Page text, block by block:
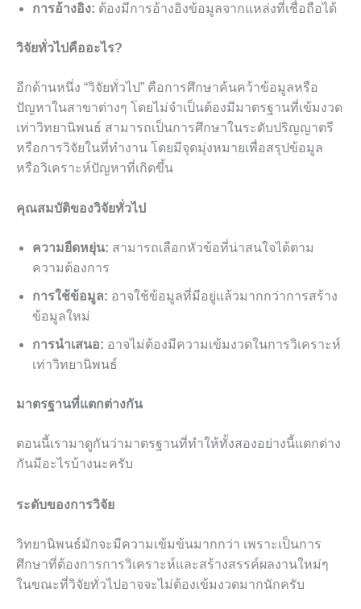
การอ้างอิง: ต้องมีการอ้างอิงข้อมูลจากแหล่งที่เชื่อถือได้
วิจัยทั่วไปคืออะไร?
อีกด้านหนึ่ง “วิจัยทั่วไป” คือการศึกษาค้นคว้าข้อมูลหรือ
ปัญหาในสาขาต่างๆ โดยไม่จำเป็นต้องมีมาตรฐานที่เข้มงวด
เท่าวิทยานิพนธ์ สามารถเป็นการศึกษาในระดับปริญญาตรี
หรือการวิจัยในที่ทำงาน โดยมีจุดมุ่งหมายเพื่อสรุปข้อมูล
หรือวิเคราะห์ปัญหาที่เกิดขึ้น
คุณสมบัติของวิจัยทั่วไป
ความยืดหยุ่น: สามารถเลือกหัวข้อที่น่าสนใจได้ตาม
ความต้องการ
การใช้ข้อมูล: อาจใช้ข้อมูลที่มีอยู่แล้วมากกว่าการสร้าง
ข้อมูลใหม่
การนำเสนอ: อาจไม่ต้องมีความเข้มงวดในการวิเคราะห์
เท่าวิทยานิพนธ์
มาตรฐานที่แตกต่างกัน
ตอนนี้เรามาดูกันว่ามาตรฐานที่ทำให้ทั้งสองอย่างนี้แตกต่าง
กันมีอะไรบ้างนะครับ
ระดับของการวิจัย
วิทยานิพนธ์มักจะมีความเข้มข้นมากกว่า เพราะเป็นการ
ศึกษาที่ต้องการการวิเคราะห์และสร้างสรรค์ผลงานใหม่ๆ
ในขณะที่วิจัยทั่วไปอาจจะไม่ต้องเข้มงวดมากนักครับ